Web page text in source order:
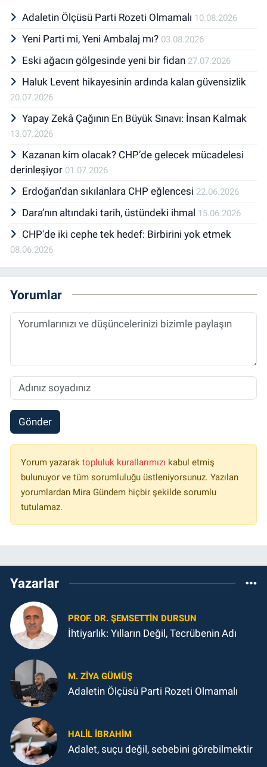
Adaletin Ölçüsü Parti Rozeti Olmamalı 10.08.2026
Yeni Parti mi, Yeni Ambalaj mı? 03.08.2026
Eski ağacın gölgesinde yeni bir fidan 27.07.2026
Haluk Levent hikayesinin ardında kalan güvensizlik
20.07.2026
Yapay Zekâ Çağının En Büyük Sınavı: İnsan Kalmak
13.07.2026
Kazanan kim olacak? CHP’de gelecek mücadelesi
derinleşiyor 01.07.2026
Erdoğan’dan sıkılanlara CHP eğlencesi 22.06.2026
Dara’nın altındaki tarih, üstündeki ihmal 15.06.2026
CHP'de iki cephe tek hedef: Birbirini yok etmek
08.06.2026
Yorumlar
Gönder
Yorum yazarak topluluk kurallarımızı kabul etmiş
bulunuyor ve tüm sorumluluğu üstleniyorsunuz. Yazılan
yorumlardan Mira Gündem hiçbir şekilde sorumlu
tutulamaz.
Yazarlar
PROF. DR. ŞEMSETTIN DURSUN
İhtiyarlık: Yılların Değil, Tecrübenin Adı
M. ZIYA GÜMÜŞ
Adaletin Ölçüsü Parti Rozeti Olmamalı
HALIL İBRAHIM
Adalet, suçu değil, sebebini görebilmektir